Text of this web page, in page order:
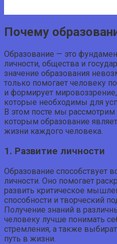
Почему
Образование — это
личности, общества и
значение образования
только помогает человеку
и формирует
которые необходимы для
В этом посте мы
которым образование
жизни каждого человека.
1. Развитие личности
Образование способствует
личности. Оно помогает
развить критическое
способности и творческий
Получение знаний в
человеку лучше понимать
стремления, а также
путь в жизни.